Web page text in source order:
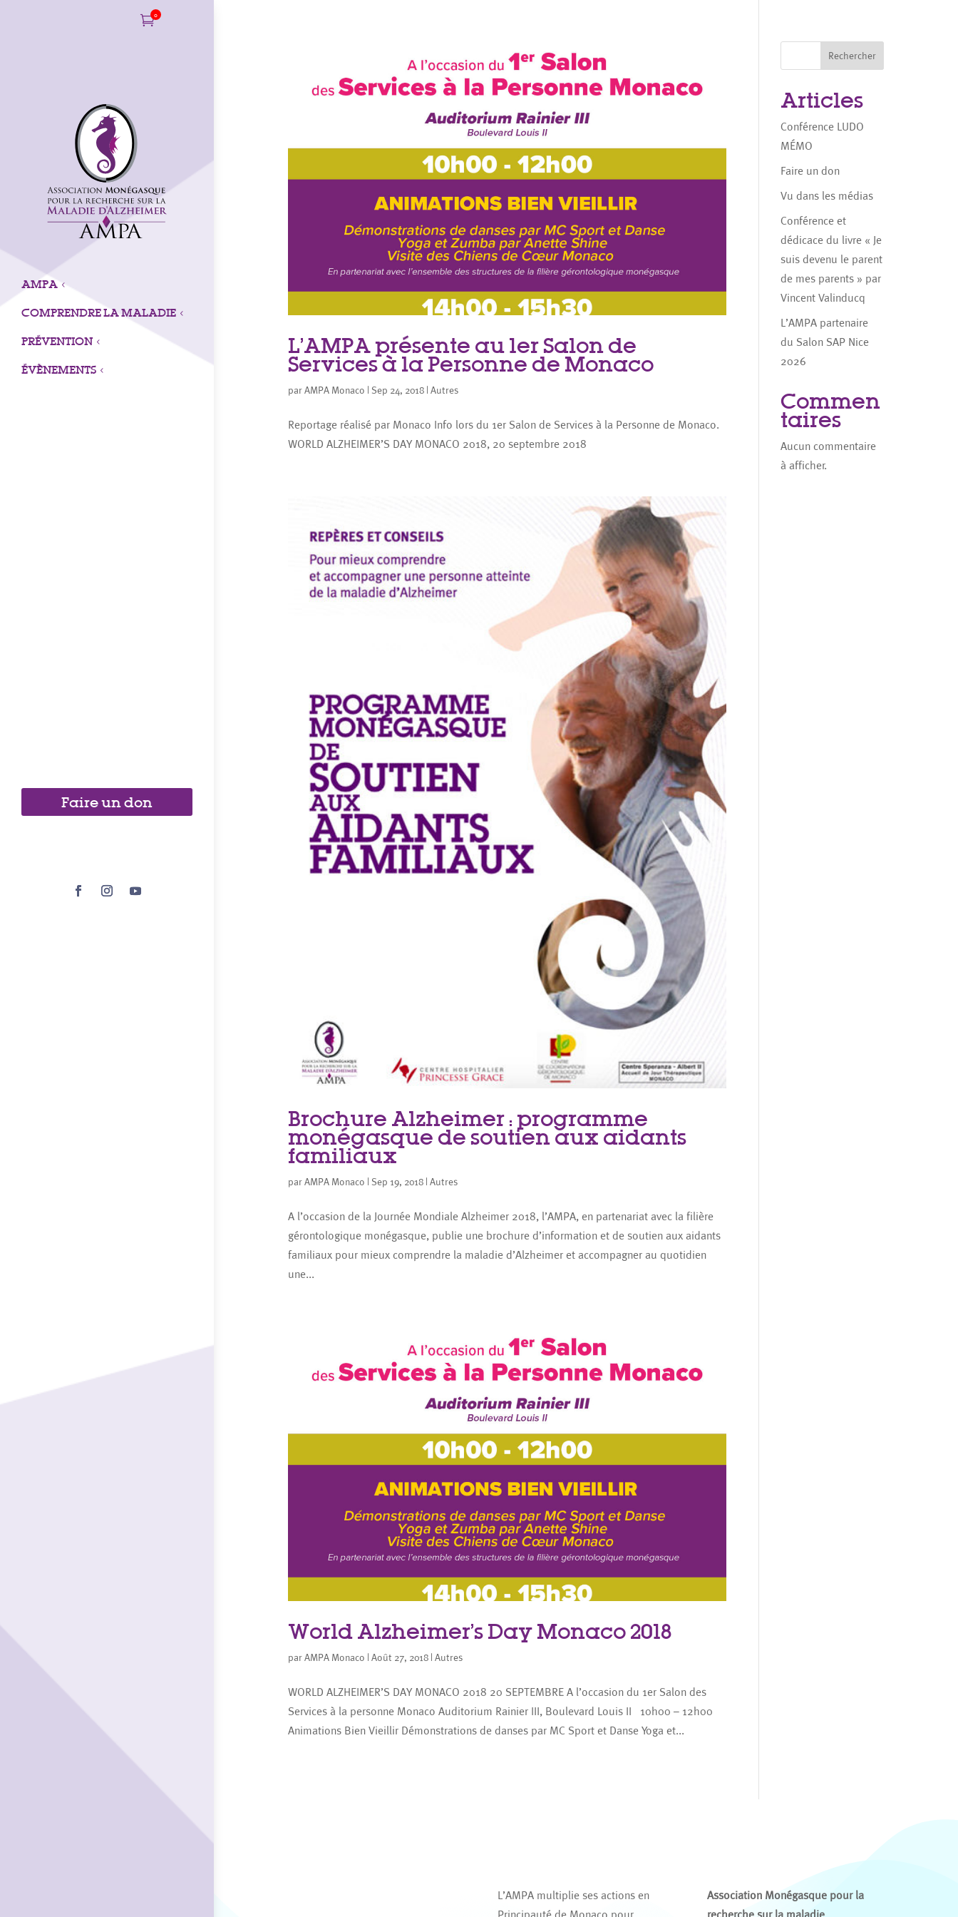
0
AMPA 3
COMPRENDRE LA MALADIE 3
PRÉVENTION3
ÉVÈNEMENTS 3
Faire un don
L’AMPA présente au 1er Salon de
Services à la Personne de Monaco
parAMPA Monaco Sep 24, 2018 |Autres
Reportage réalisé par Monaco Info lors du 1er Salon de Services à la Personne de Monaco.
WORLD ALZHEIMER’S DAY MONACO 2018, 20 septembre 2018
Brochure Alzheimer : programme
monégasque de soutien aux aidants
familiaux
parAMPA Monaco Sep 19, 2018 |Autres
A l’occasion de la Journée Mondiale Alzheimer 2018, l’AMPA, en partenariat avec la filière
gérontologique monégasque, publie une brochure d’information et de soutien aux aidants
familiaux pour mieux comprendre la maladie d’Alzheimer et accompagner au quotidien
une...
World Alzheimer’s Day Monaco 2018
parAMPA Monaco |Août 27, 2018 |Autres
WORLD ALZHEIMER’S DAY MONACO 2018 20 SEPTEMBRE A l’occasion du 1er Salon des
Services à la personne Monaco Auditorium Rainier III, Boulevard Louis II 10h00 – 12h00
Animations Bien Vieillir Démonstrations de danses par MC Sport et Danse Yoga et...
Rechercher
Articles
Conférence LUDO
MÉMO
Faire un don
Vu dans les médias
Conférence et
dédicace du livre « Je
suis devenu le parent
de mes parents » par
Vincent Valinducq
L’AMPA partenaire
du Salon SAP Nice
2026
Commen
taires
Aucun commentaire
à afficher.
L’AMPA multiplie ses actions en
Principauté de Monaco pour
Association Monégasque pour la
recherche sur la maladie